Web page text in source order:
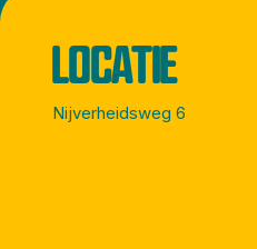
LOCATIE
Nijverheidsweg 6